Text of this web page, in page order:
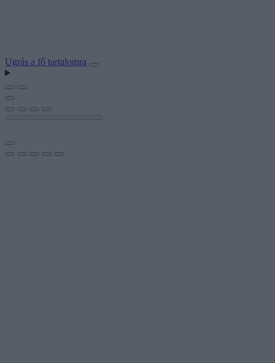
Ugrás a fő tartalomra